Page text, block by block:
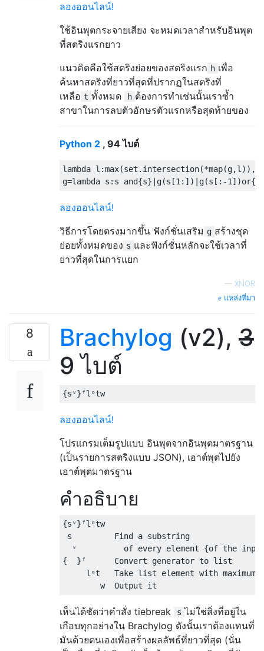
ลองออนไลน์!
ใช้อินพุตกระจายเสียง จะหมดเวลาสำหรับอินพุต
ที่สตริงแรกยาว
แนวคิดคือใช้สตริงย่อยของสตริงแรก h เพื่อ
ค้นหาสตริงที่ยาวที่สุดที่ปรากฏในสตริงที่
เหลือ t ทั้งหมด h ต้องการทำเช่นนั้นเราซ้ำ
สาขาในการลบตัวอักษรตัวแรกหรือสุดท้ายของ
Python 2 , 94 ไบต์
lambda l :max(set . intersection(*map(g,l )),
g=lambda s : s and{s}| g(s [1 :])| g(s [:-1 ])or{
ลองออนไลน์!
วิธีการโดยตรงมากขึ้น ฟังก์ชั่นเสริม g สร้างชุด
ย่อยทั้งหมดของ s และฟังก์ชั่นหลักจะใช้เวลาที่
ยาวที่สุดในการแยก
— XNOR
แหล่งที่มา
8 Brachylog (v2), 3
9 ไบต์
ลองออนไลน์!
โปรแกรมเต็มรูปแบบ อินพุตจากอินพุตมาตรฐาน
(เป็นรายการสตริงแบบ JSON), เอาต์พุตไปยัง
เอาต์พุตมาตรฐาน
คำอธิบาย
{sᵛ}ᶠlᵒtw
s         Find a substring
ᵛ          of every element {of the
{  }ᶠ      Convert generator to list
lᵒt   Take list element with maximum
เห็นได้ชัดว่าคำสั่ง tiebreak s ไม่ใช่สิ่งที่อยู่ใน
เกือบทุกอย่างใน Brachylog ดังนั้นเราต้องแทนที่
มันด้วยตนเองเพื่อสร้างผลลัพธ์ที่ยาวที่สุด (นั่น